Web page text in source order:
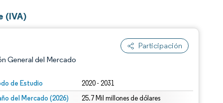
(IVA)
Participación
General del Mercado
de Estudio 2020 - 2031
del Mercado (2026) 25.7 Mil millones de dólares